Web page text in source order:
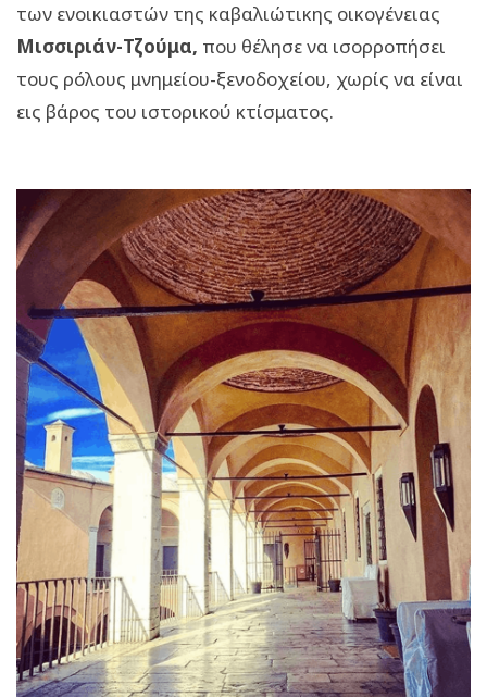
των ενοικιαστών της καβαλιώτικης οικογένειας
Μισσιριάν-Τζούμα, που θέλησε να ισορροπήσει
τους ρόλους μνημείου-ξενοδοχείου, χωρίς να είναι
εις βάρος του ιστορικού κτίσματος.